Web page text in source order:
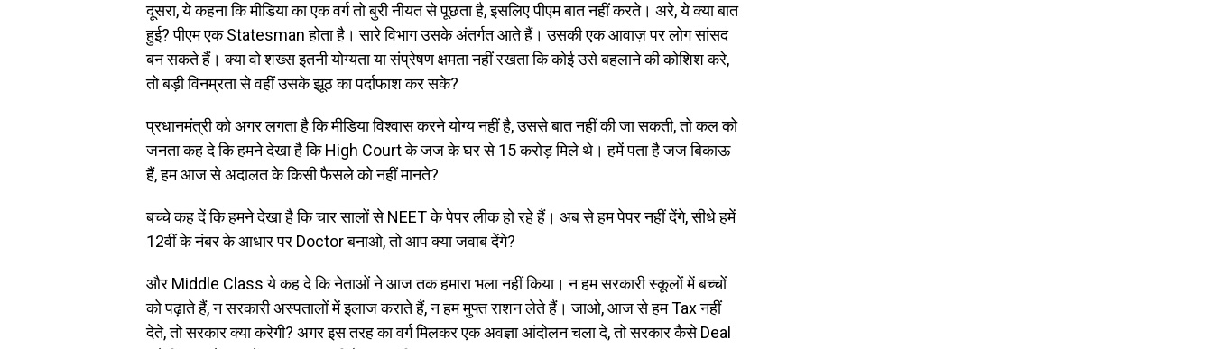
दूसरा, ये कहना कि मीडिया का एक वर्ग तो बुरी नीयत से पूछता है, इसलिए पीएम बात नहीं करते। अरे, ये क्या बात
हुई? पीएम एक Statesman होता है। सारे विभाग उसके अंतर्गत आते हैं। उसकी एक आवाज़ पर लोग सांसद
बन सकते हैं। क्या वो शख्स इतनी योग्यता या संप्रेषण क्षमता नहीं रखता कि कोई उसे बहलाने की कोशिश करे,
तो बड़ी विनम्रता से वहीं उसके झूठ का पर्दाफाश कर सके?
प्रधानमंत्री को अगर लगता है कि मीडिया विश्वास करने योग्य नहीं है, उससे बात नहीं की जा सकती, तो कल को
जनता कह दे कि हमने देखा है कि High Court के जज के घर से 15 करोड़ मिले थे। हमें पता है जज बिकाऊ
हैं, हम आज से अदालत के किसी फैसले को नहीं मानते?
बच्चे कह दें कि हमने देखा है कि चार सालों से NEET के पेपर लीक हो रहे हैं। अब से हम पेपर नहीं देंगे, सीधे हमें
12वीं के नंबर के आधार पर Doctor बनाओ, तो आप क्या जवाब देंगे?
और Middle Class ये कह दे कि नेताओं ने आज तक हमारा भला नहीं किया। न हम सरकारी स्कूलों में बच्चों
को पढ़ाते हैं, न सरकारी अस्पतालों में इलाज कराते हैं, न हम मुफ्त राशन लेते हैं। जाओ, आज से हम Tax नहीं
देते, तो सरकार क्या करेगी? अगर इस तरह का वर्ग मिलकर एक अवज्ञा आंदोलन चला दे, तो सरकार कैसे Deal